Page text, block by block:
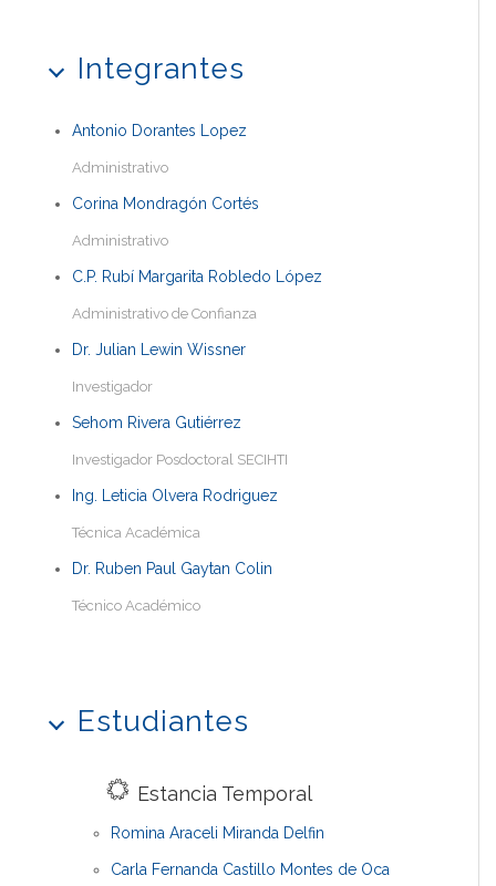
Integrantes
Antonio Dorantes Lopez
Administrativo
Corina Mondragón Cortés
Administrativo
C.P. Rubí Margarita Robledo López
Administrativo de Confianza
Dr. Julian Lewin Wissner
Investigador
Sehom Rivera Gutiérrez
Investigador Posdoctoral SECIHTI
Ing. Leticia Olvera Rodriguez
Técnica Académica
Dr. Ruben Paul Gaytan Colin
Técnico Académico
Estudiantes
Estancia Temporal
Romina Araceli Miranda Delfin
Carla Fernanda Castillo Montes de Oca